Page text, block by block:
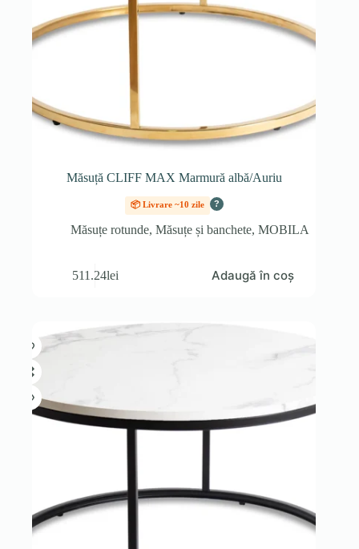
Măsuță CLIFF MAX Marmură albă/Auriu
📦 Livrare ~10 zile ?
Măsuțe rotunde,Măsuțe și banchete,MOBILA
511.24lei Adaugă în coș